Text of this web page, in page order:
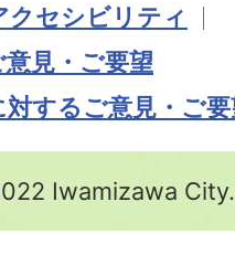
クセシビリティ
見・ご要望
するご意見・ご
Iwamizawa